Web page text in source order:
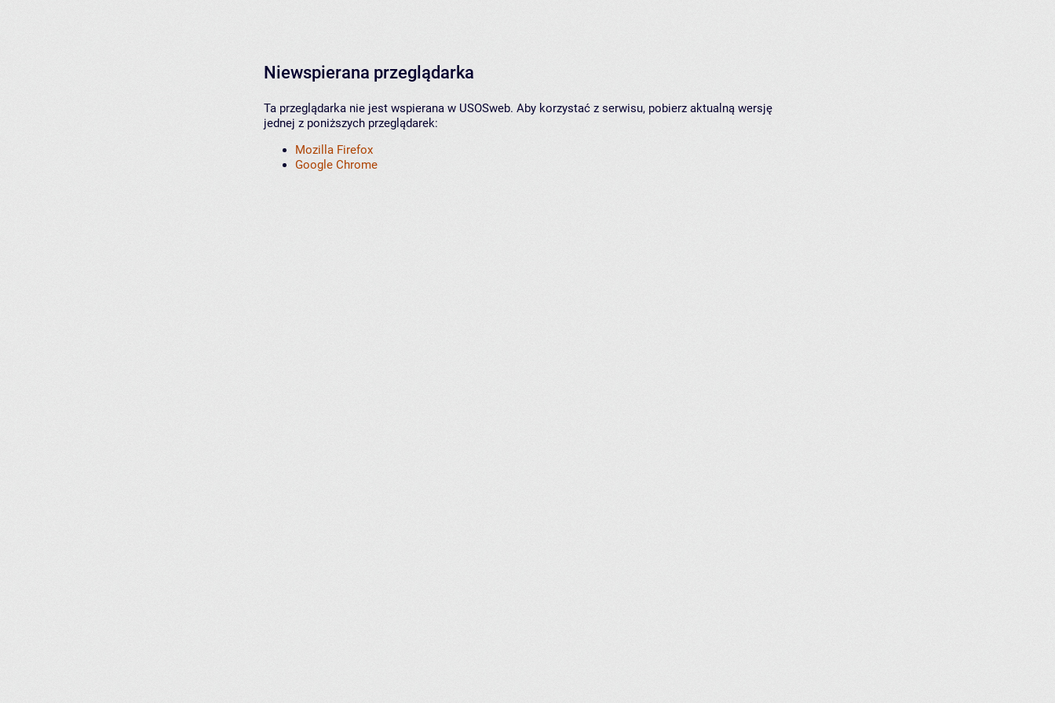
Niewspierana przeglądarka
Ta przeglądarka nie jest wspierana w USOSweb. Aby korzystać z serwisu, pobierz aktualną wersję
jednej z poniższych przeglądarek:
Mozilla Firefox
Google Chrome